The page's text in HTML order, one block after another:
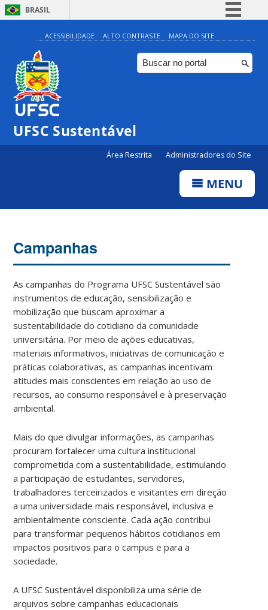
BRASIL
Simplifique!
Comunica BR
Participe
ACESSIBILIDADE ALTO CONTRASTE MAPA DO SITE
UFSC Sustentável
Área Restrita Administradores do Site
MENU
Campanhas
As campanhas do Programa UFSC Sustentável são
instrumentos de educação, sensibilização e
mobilização que buscam aproximar a
sustentabilidade do cotidiano da comunidade
universitária. Por meio de ações educativas,
materiais informativos, iniciativas de comunicação e
práticas colaborativas, as campanhas incentivam
atitudes mais conscientes em relação ao uso de
recursos, ao consumo responsável e à preservação
ambiental.
Mais do que divulgar informações, as campanhas
procuram fortalecer uma cultura institucional
comprometida com a sustentabilidade, estimulando
a participação de estudantes, servidores,
trabalhadores terceirizados e visitantes em direção
a uma universidade mais responsável, inclusiva e
ambientalmente consciente. Cada ação contribui
para transformar pequenos hábitos cotidianos em
impactos positivos para o campus e para a
sociedade.
A UFSC Sustentável disponibiliza uma série de
arquivos sobre campanhas educacionais